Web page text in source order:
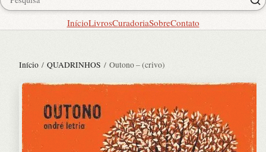
InícioLivrosCuradoriaSobreContato
Início / QUADRINHOS / Outono – (crivo)